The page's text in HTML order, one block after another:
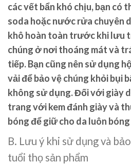
các vết bẩn khó chịu, bạn có
soda hoặc nước rửa chuyên
khô hoàn toàn trước khi lưu
chúng ở nơi thoáng mát và
tiếp. Bạn cũng nên sử dụng
vải để bảo vệ chúng khỏi bụi
không sử dụng. Đối với giày
trang với kem đánh giày và
bóng để giữ cho da luôn
B. Lưu ý khi sử dụng và
tuổi thọ sản phẩm